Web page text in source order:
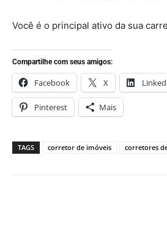
Você é o principal ativo da sua
Compartilhe com seus amigos:
Facebook X
Pinterest Mais
TAGS corretor de imóveis corretores